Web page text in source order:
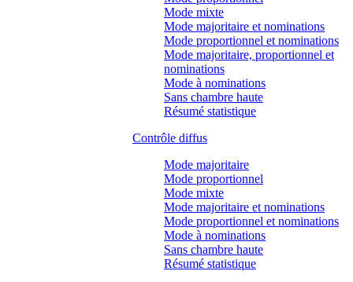
Mode mixte
Mode majoritaire et nominations
Mode proportionnel et nominations
Mode majoritaire, proportionnel et
nominations
Mode à nominations
Sans chambre haute
Résumé statistique
Contrôle diffus
Mode majoritaire
Mode proportionnel
Mode mixte
Mode majoritaire et nominations
Mode proportionnel et nominations
Mode à nominations
Sans chambre haute
Résumé statistique